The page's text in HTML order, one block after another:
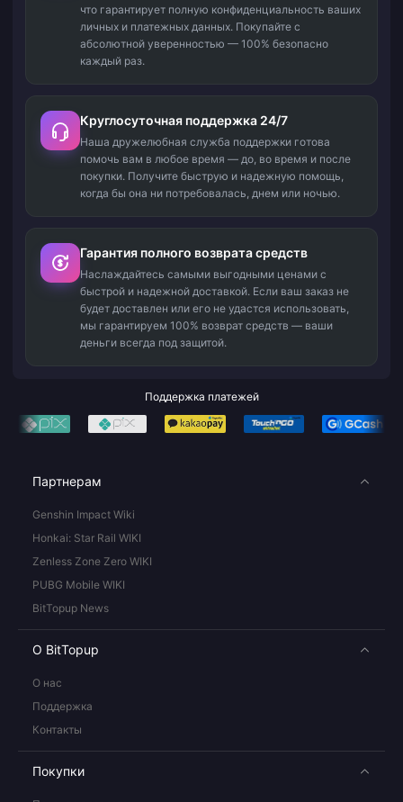
что гарантирует полную конфиденциальность ваших
личных и платежных данных. Покупайте с
абсолютной уверенностью — 100% безопасно
каждый раз.
Круглосуточная поддержка 24/7
Наша дружелюбная служба поддержки готова
помочь вам в любое время — до, во время и после
покупки. Получите быструю и надежную помощь,
когда бы она ни потребовалась, днем или ночью.
Гарантия полного возврата средств
Наслаждайтесь самыми выгодными ценами с
быстрой и надежной доставкой. Если ваш заказ не
будет доставлен или его не удастся использовать,
мы гарантируем 100% возврат средств — ваши
деньги всегда под защитой.
Поддержка платежей
Партнерам
Genshin Impact Wiki
Honkai: Star Rail WIKI
Zenless Zone Zero WIKI
PUBG Mobile WIKI
BitTopup News
О BitTopup
О нас
Поддержка
Контакты
Покупки